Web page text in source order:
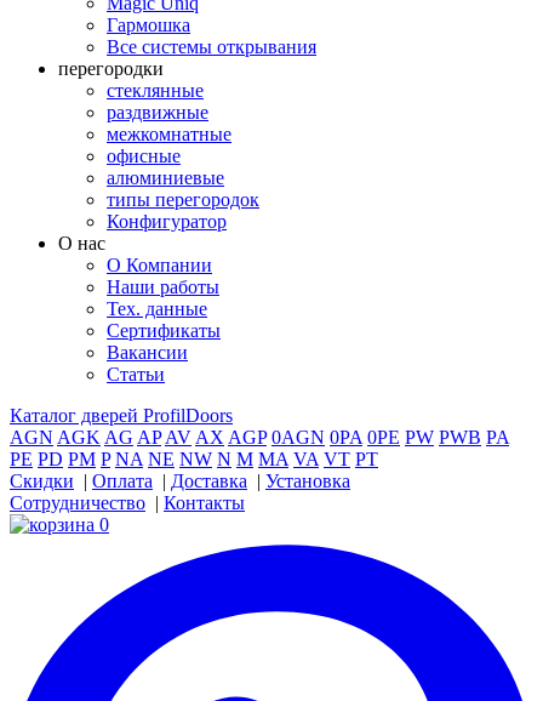
Гармошка
Все системы открывания
перегородки
стеклянные
раздвижные
межкомнатные
офисные
алюминиевые
типы перегородок
Конфигуратор
О нас
О Компании
Наши работы
Тех. данные
Сертификаты
Вакансии
Статьи
Каталог дверей ProfilDoors
AGN AGKAG APAVAXAGP 0AGN 0PA 0PE PW PWB PA
PE PD PM P NA NE NW N M MA VA VT PT
Скидки
Оплата Доставка
Установка
Сотрудничество
Контакты
0